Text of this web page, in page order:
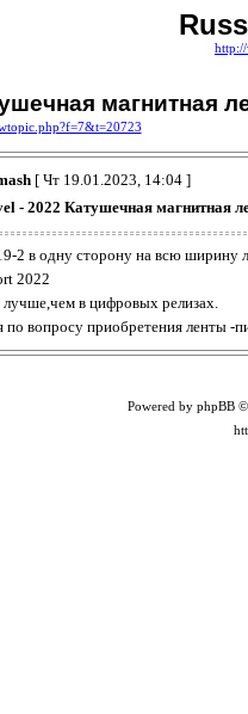
магнитная
[ Чт 19.01.2023, 14:04 ]
- 2022 Катушечная магнитная
2 в одну сторону на всю ширину
2022
в цифровых релизах.
по вопросу приобретения ленты -
Powered by phpBB